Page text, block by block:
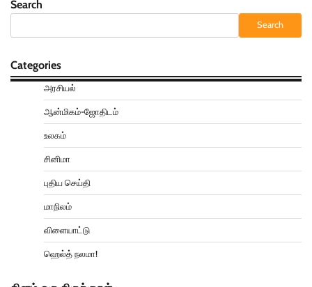
Search
Search
Categories
அரசியல்
ஆன்மிகம்-ஜோதிடம்
உலகம்
சினிமா
புதிய செய்தி
மாநிலம்
விளையாட்டு
ஹெல்த் நலமா!